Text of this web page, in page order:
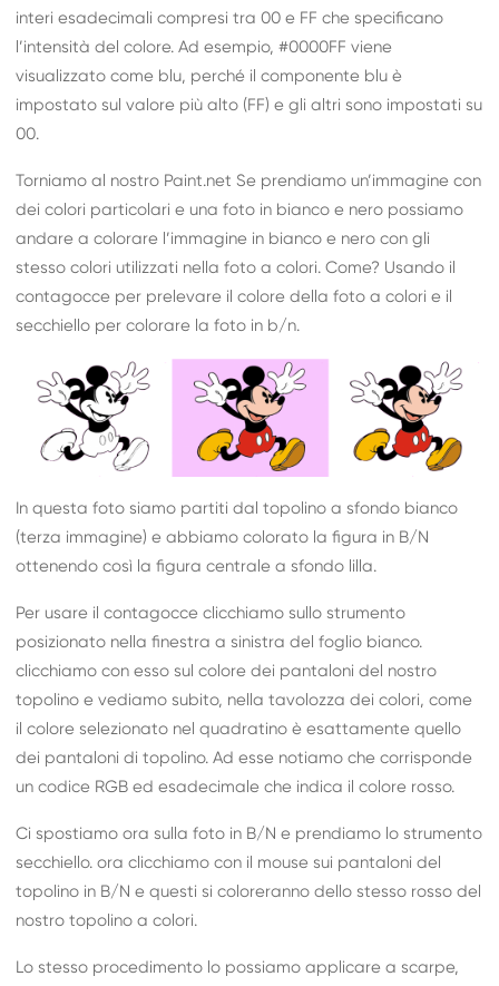
interi esadecimali compresi tra 00 e FF che specificano
l’intensità del colore. Ad esempio, #0000FF viene
visualizzato come blu, perché il componente blu è
impostato sul valore più alto (FF) e gli altri sono impostati su
00.
Torniamo al nostro Paint.net Se prendiamo un’immagine con
dei colori particolari e una foto in bianco e nero possiamo
andare a colorare l’immagine in bianco e nero con gli
stesso colori utilizzati nella foto a colori. Come? Usando il
contagocce per prelevare il colore della foto a colori e il
secchiello per colorare la foto in b/n.
In questa foto siamo partiti dal topolino a sfondo bianco
(terza immagine) e abbiamo colorato la figura in B/N
ottenendo così la figura centrale a sfondo lilla.
Per usare il contagocce clicchiamo sullo strumento
posizionato nella finestra a sinistra del foglio bianco.
clicchiamo con esso sul colore dei pantaloni del nostro
topolino e vediamo subito, nella tavolozza dei colori, come
il colore selezionato nel quadratino è esattamente quello
dei pantaloni di topolino. Ad esse notiamo che corrisponde
un codice RGB ed esadecimale che indica il colore rosso.
Ci spostiamo ora sulla foto in B/N e prendiamo lo strumento
secchiello. ora clicchiamo con il mouse sui pantaloni del
topolino in B/N e questi si coloreranno dello stesso rosso del
nostro topolino a colori.
Lo stesso procedimento lo possiamo applicare a scarpe,